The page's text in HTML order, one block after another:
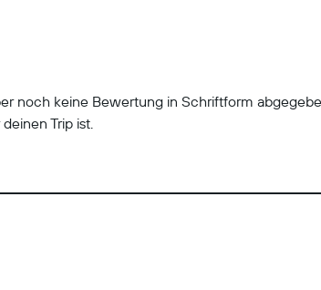
noch keine Bewertung in Schriftform
Trip ist.